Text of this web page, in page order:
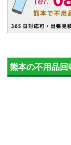
熊本の不用品回